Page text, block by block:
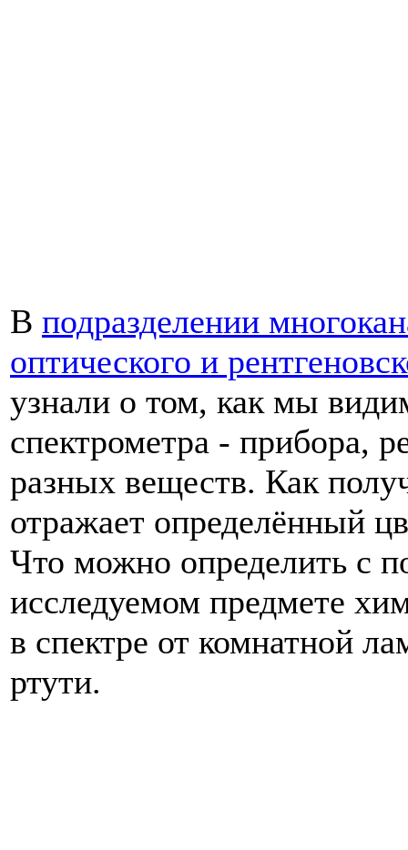
В подразделении
оптического и
узнали о том, как мы
спектрометра - прибора,
разных веществ. Как
отражает определённый
Что можно определить с
исследуемом предмете
в спектре от комнатной
ртути.